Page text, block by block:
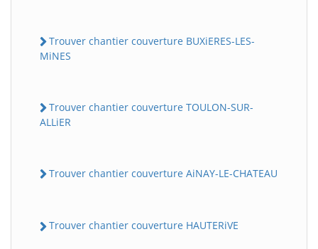
Trouver chantier couverture BUXiERES-LES-
MiNES
Trouver chantier couverture TOULON-SUR-
ALLiER
Trouver chantier couverture AiNAY-LE-CHATEAU
Trouver chantier couverture HAUTERiVE